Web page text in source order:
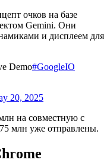
очков на базе
Gemini. Они
и дисплеем для
Demo#GoogleIO
20, 2025
на совместную с
млн уже отправлены.